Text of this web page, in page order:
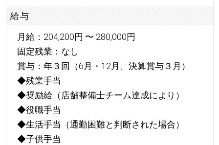
給与
月給：204,200円 〜 280,000円
固定残業：なし
賞与：年３回（6月・12月、決算賞与３月）
◆残業手当
◆奨励給（店舗整備士チーム達成により）
◆役職手当
◆生活手当（通勤困難と判断された場合）
◆子供手当